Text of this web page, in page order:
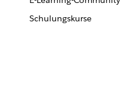
Schulungskurse